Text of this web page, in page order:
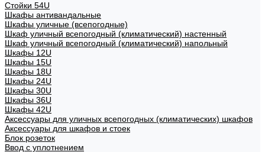
Стойки 54U
Шкафы антивандальные
Шкафы уличные (всепогодные)
Шкаф уличный всепогодный (климатический) настенный
Шкаф уличный всепогодный (климатический) напольный
Шкафы 12U
Шкафы 15U
Шкафы 18U
Шкафы 24U
Шкафы 30U
Шкафы 36U
Шкафы 42U
Аксессуары для уличных всепогодных (климатических) шкафов
Аксессуары для шкафов и стоек
Блок розеток
Ввод с уплотнением